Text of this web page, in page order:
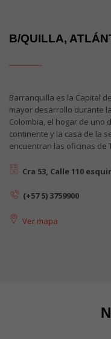
B/QUILLA,
Barranquilla es la Capital
mayor desarrollo durante
Colombia, el hogar de uno
continente y la casa de la
encuentran las oficinas de
Cra 53, Calle 110
(+57 5) 3759900
Ver mapa